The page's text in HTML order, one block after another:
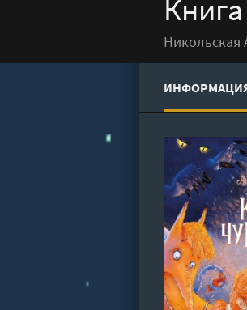
Никольская